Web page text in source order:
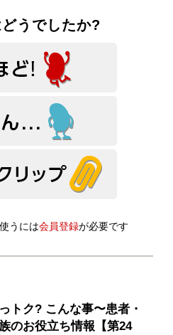
うでしたか?
うには会員登録が必要です
トク? こんな事〜患者・
のお役立ち情報【第24